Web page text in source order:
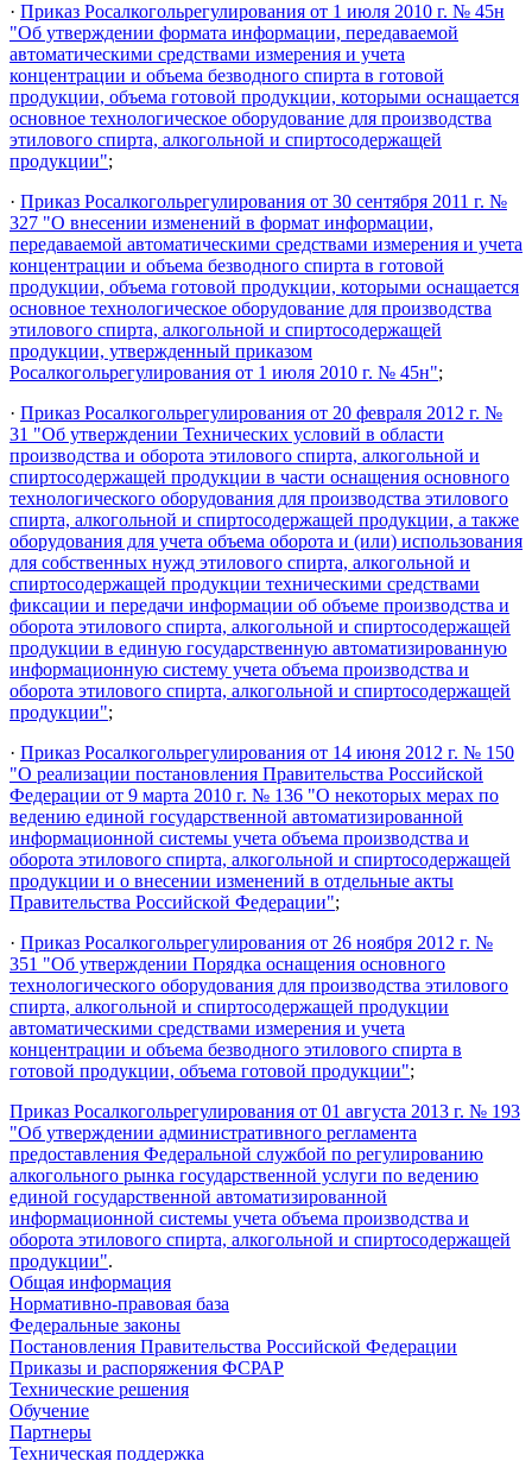
· Приказ Росалкогольрегулирования от 1 июля 2010 г. № 45н
"Об утверждении формата информации, передаваемой
автоматическими средствами измерения и учета
концентрации и объема безводного спирта в готовой
продукции, объема готовой продукции, которыми оснащается
основное технологическое оборудование для производства
этилового спирта, алкогольной и спиртосодержащей
продукции";
· Приказ Росалкогольрегулирования от 30 сентября 2011 г. №
327 "О внесении изменений в формат информации,
передаваемой автоматическими средствами измерения и учета
концентрации и объема безводного спирта в готовой
продукции, объема готовой продукции, которыми оснащается
основное технологическое оборудование для производства
этилового спирта, алкогольной и спиртосодержащей
продукции, утвержденный приказом
Росалкогольрегулирования от 1 июля 2010 г. № 45н";
· Приказ Росалкогольрегулирования от 20 февраля 2012 г. №
31 "Об утверждении Технических условий в области
производства и оборота этилового спирта, алкогольной и
спиртосодержащей продукции в части оснащения основного
технологического оборудования для производства этилового
спирта, алкогольной и спиртосодержащей продукции, а также
оборудования для учета объема оборота и (или) использования
для собственных нужд этилового спирта, алкогольной и
спиртосодержащей продукции техническими средствами
фиксации и передачи информации об объеме производства и
оборота этилового спирта, алкогольной и спиртосодержащей
продукции в единую государственную автоматизированную
информационную систему учета объема производства и
оборота этилового спирта, алкогольной и спиртосодержащей
продукции";
· Приказ Росалкогольрегулирования от 14 июня 2012 г. № 150
"О реализации постановления Правительства Российской
Федерации от 9 марта 2010 г. № 136 "О некоторых мерах по
ведению единой государственной автоматизированной
информационной системы учета объема производства и
оборота этилового спирта, алкогольной и спиртосодержащей
продукции и о внесении изменений в отдельные акты
Правительства Российской Федерации";
· Приказ Росалкогольрегулирования от 26 ноября 2012 г. №
351 "Об утверждении Порядка оснащения основного
технологического оборудования для производства этилового
спирта, алкогольной и спиртосодержащей продукции
автоматическими средствами измерения и учета
концентрации и объема безводного этилового спирта в
готовой продукции, объема готовой продукции";
Приказ Росалкогольрегулирования от 01 августа 2013 г. № 193
"Об утверждении административного регламента
предоставления Федеральной службой по регулированию
алкогольного рынка государственной услуги по ведению
единой государственной автоматизированной
информационной системы учета объема производства и
оборота этилового спирта, алкогольной и спиртосодержащей
продукции".
Общая информация
Нормативно-правовая база
Федеральные законы
Постановления Правительства Российской Федерации
Приказы и распоряжения ФСРАР
Технические решения
Обучение
Партнеры
Техническая поддержка